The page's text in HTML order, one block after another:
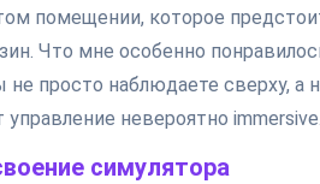
помещении, которое
Что мне особенно
не просто наблюдаете сверху, а
управление невероятно
симулятора